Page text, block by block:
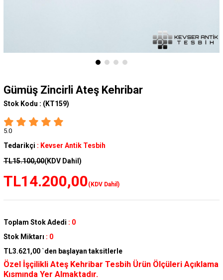
Gümüş Zincirli Ateş Kehribar
Stok Kodu : (KT159)
5.0
Tedarikçi : Kevser Antik Tesbih
TL15.100,00(KDV Dahil)
TL14.200,00(KDV Dahil)
Toplam Stok Adedi : 0
Stok Miktarı : 0
TL3.621,00 `den başlayan taksitlerle
Özel İşçilikli Ateş Kehribar Tesbih Ürün Ölçüleri Açıklama
Kısmında Yer Almaktadır.